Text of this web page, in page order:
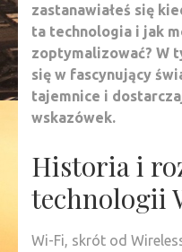
zastanawiałeś się
ta technologia i jak
zoptymalizować? W
się w fascynujący
tajemnice i
wskazówek.
Historia i
technologii
Wi-Fi, skrót od